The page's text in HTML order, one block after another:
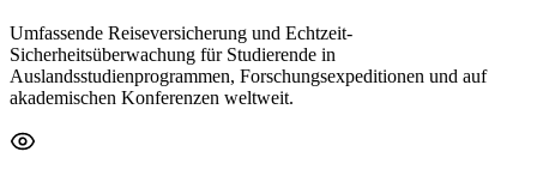
Umfassende Reiseversicherung und Echtzeit-
Sicherheitsüberwachung für Studierende in
Auslandsstudienprogrammen, Forschungsexpeditionen und auf
akademischen Konferenzen weltweit.